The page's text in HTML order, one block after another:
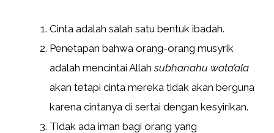
Cinta adalah salah satu bentuk ibadah.
Penetapan bahwa orang-orang musyrik
adalah mencintai Allahsubhanahu wata’ala
akan tetapi cinta mereka tidak akan berguna
karena cintanya di sertai dengan kesyirikan.
Tidak ada iman bagi orang yang